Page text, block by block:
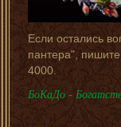
Если остались
пантера",
4000.
БоКаДо -